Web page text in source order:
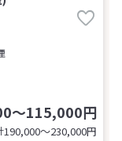
～115,000円
190,000〜230,000円